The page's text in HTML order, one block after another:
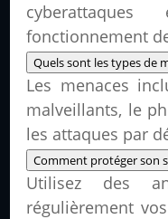
fonctionnement
Quels sont les types de
Les menaces
malveillants, le
les attaques par
Comment protéger son
Utilisez des
régulièrement